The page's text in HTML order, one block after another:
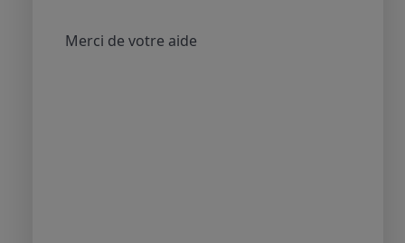
Merci de votre aide